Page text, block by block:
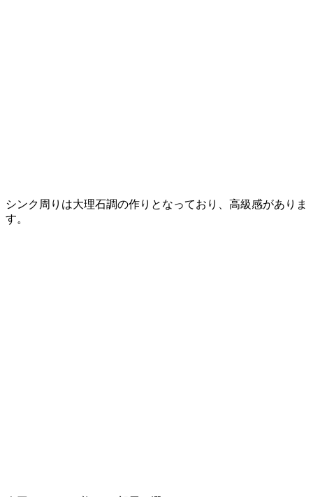
シンク周りは大理石調の作りとなっており、高級感がありま
す。